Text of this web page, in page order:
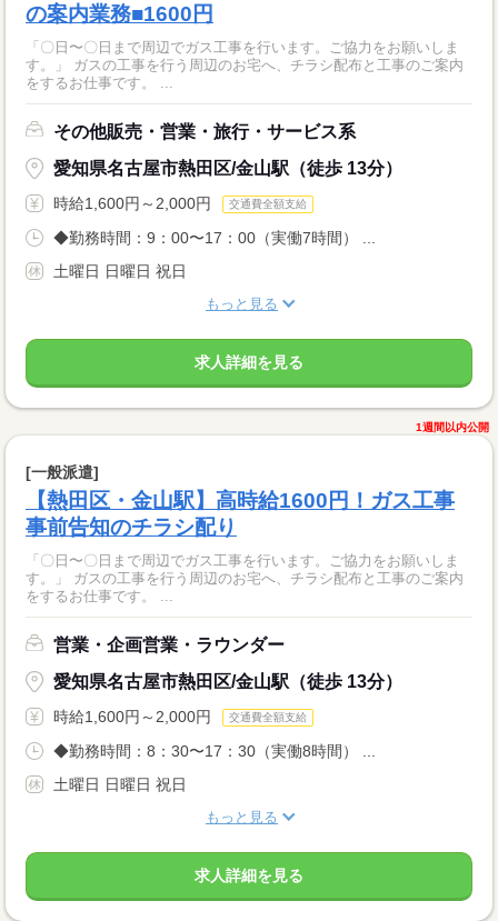
の案内業務■1600円
「〇日〜〇日まで周辺でガス工事を行います。ご協力をお願いしま
す。」 ガスの工事を行う周辺のお宅へ、チラシ配布と工事のご案内
をするお仕事です。 ...
その他販売・営業・旅行・サービス系
愛知県名古屋市熱田区/金山駅（徒歩 13分）
時給1,600円～2,000円 交通費全額支給
◆勤務時間：9：00〜17：00（実働7時間） ...
土曜日 日曜日 祝日
もっと見る
求人詳細を見る
1週間以内公開
[一般派遣]
【熱田区・金山駅】高時給1600円！ガス工事
事前告知のチラシ配り
「〇日〜〇日まで周辺でガス工事を行います。ご協力をお願いしま
す。」 ガスの工事を行う周辺のお宅へ、チラシ配布と工事のご案内
をするお仕事です。 ...
営業・企画営業・ラウンダー
愛知県名古屋市熱田区/金山駅（徒歩 13分）
時給1,600円～2,000円 交通費全額支給
◆勤務時間：8：30〜17：30（実働8時間） ...
土曜日 日曜日 祝日
もっと見る
求人詳細を見る